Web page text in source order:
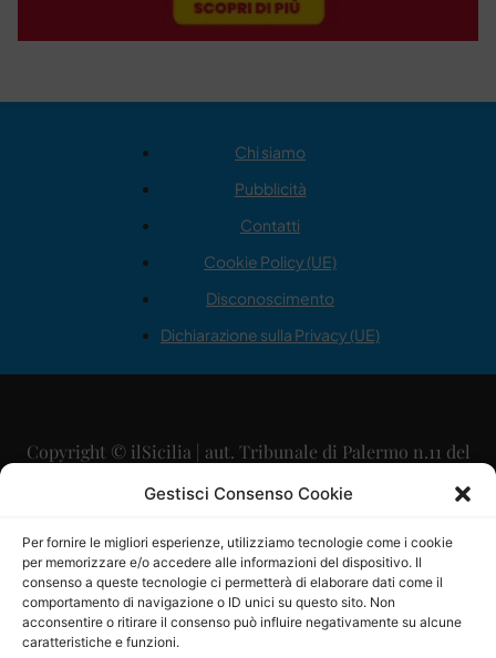
Gestisci Consenso Cookie
Per fornire le migliori esperienze, utilizziamo tecnologie come i cookie
per memorizzare e/o accedere alle informazioni del dispositivo. Il
consenso a queste tecnologie ci permetterà di elaborare dati come il
comportamento di navigazione o ID unici su questo sito. Non
acconsentire o ritirare il consenso può influire negativamente su alcune
caratteristiche e funzioni.
Chi siamo
Pubblicità
Contatti
Cookie Policy (UE)
Disconoscimento
Dichiarazione sulla Privacy (UE)
Copyright © ilSicilia | aut. Tribunale di Palermo n.11 del
29/09/2015
Direttore Editoriale: Maurizio Scaglione
Direttore Responsabile: Maria Calabrese